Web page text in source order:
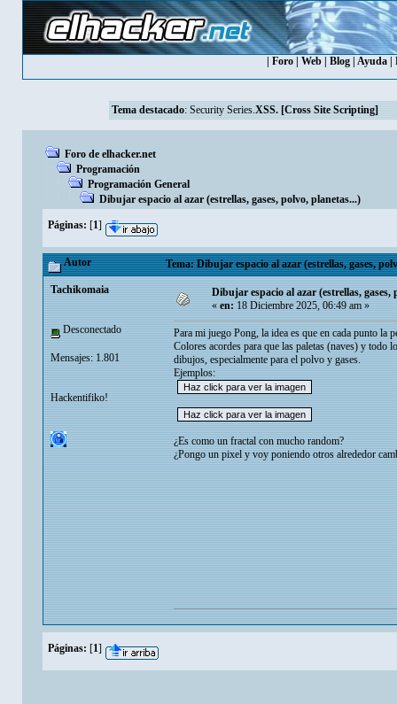
Foro Web Blog Ayuda
Tema destacado: Security Series.XSS. [Cross Site Scripting]
Foro de elhacker.net
Programación
Programación General
Dibujar espacio al azar (estrellas, gases, polvo, planetas...)
Páginas: [1]
Autor Tema: Dibujar espacio al azar (estrellas, gases,
Tachikomaia
Desconectado
Mensajes: 1.801
Hackentifiko!
Dibujar espacio al azar (estrellas, gases,
«en:18 Diciembre 2025, 06:49 am »
Para mi juego Pong, la idea es que en cada punto la
Colores acordes para que las paletas (naves) y todo
dibujos, especialmente para el polvo y gases.
Ejemplos:
¿Es como un fractal con mucho random?
¿Pongo un pixel y voy poniendo otros alrededor
Páginas: [1]